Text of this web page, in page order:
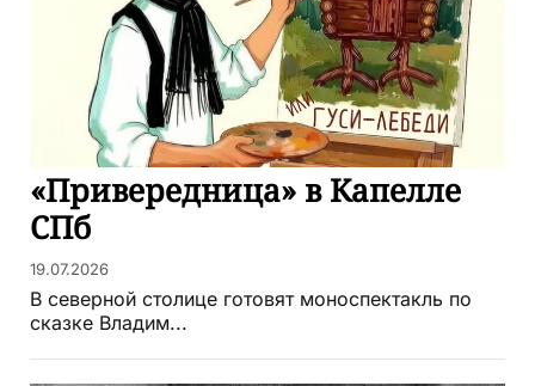
«Привередница» в Капелле
СПб
19.07.2026
В северной столице готовят моноспектакль по
сказке Владим...